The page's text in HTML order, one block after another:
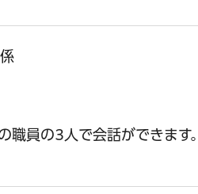
職員の3人で会話ができます。